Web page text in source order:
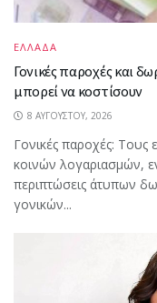
ΕΛΛΑΔΑ
Γονικές παροχές και
μπορεί να κοστίσουν
8 ΑΥΓΟΎΣΤΟΥ, 2026
Γονικές παροχές:
κοινών λογαριασμών,
περιπτώσεις άτυπων
γονικών...